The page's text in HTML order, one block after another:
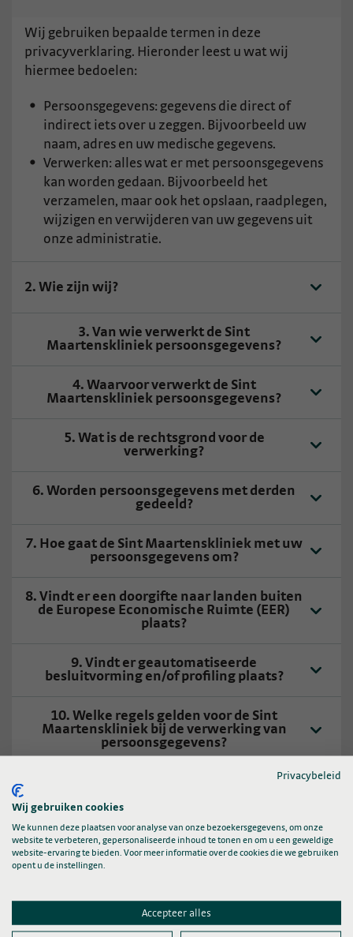
Wij gebruiken bepaalde termen in deze
privacyverklaring. Hieronder leest u wat wij
hiermee bedoelen:
Persoonsgegevens: gegevens die direct of
indirect iets over u zeggen. Bijvoorbeeld uw
naam, adres en uw medische gegevens.
Verwerken: alles wat er met persoonsgegevens
kan worden gedaan. Bijvoorbeeld het
verzamelen, maar ook het opslaan, raadplegen,
wijzigen en verwijderen van uw gegevens uit
onze administratie.
2. Wie zijn wij?
3. Van wie verwerkt de Sint
Maartenskliniek persoonsgegevens?
4. Waarvoor verwerkt de Sint
Maartenskliniek persoonsgegevens?
5. Wat is de rechtsgrond voor de
verwerking?
6. Worden persoonsgegevens met derden
gedeeld?
7. Hoe gaat de Sint Maartenskliniek met uw
persoonsgegevens om?
8. Vindt er een doorgifte naar landen buiten
de Europese Economische Ruimte (EER)
plaats?
9. Vindt er geautomatiseerde
besluitvorming en/of profiling plaats?
10. Welke regels gelden voor de Sint
Maartenskliniek bij de verwerking van
persoonsgegevens?
12. Wat kunt u zelf doen?
klacht?
Privacybeleid
Wij gebruiken cookies
We kunnen deze plaatsen voor analyse van onze bezoekersgegevens, om onze
website te verbeteren, gepersonaliseerde inhoud te tonen en om u een geweldige
website-ervaring te bieden. Voor meer informatie over de cookies die we gebruiken
opent u de instellingen.
Accepteer alles